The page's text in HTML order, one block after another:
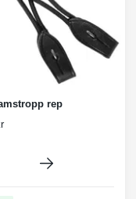
rep